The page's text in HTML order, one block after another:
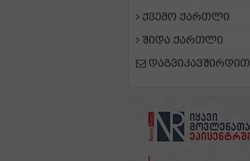
ქვემო ქართლი
შიდა ქართლი
დაგვიკავშირდით